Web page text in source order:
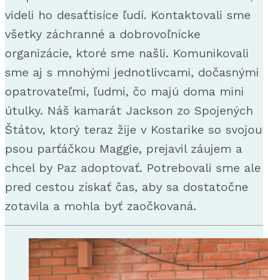
videli ho desaťtisíce ľudí. Kontaktovali sme
všetky záchranné a dobrovoľnícke
organizácie, ktoré sme našli. Komunikovali
sme aj s mnohými jednotlivcami, dočasnými
opatrovateľmi, ľudmi, čo majú doma mini
útulky. Náš kamarát Jackson zo Spojených
Štátov, ktorý teraz žije v Kostarike so svojou
psou parťáčkou Maggie, prejavil záujem a
chcel by Paz adoptovať. Potrebovali sme ale
pred cestou získať čas, aby sa dostatočne
zotavila a mohla byť zaočkovaná.